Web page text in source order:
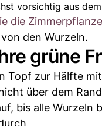
vorsichtig aus
die Zimmerpflanze
den Wurzeln.
grüne
Topf zur Hälfte
über dem
bis alle